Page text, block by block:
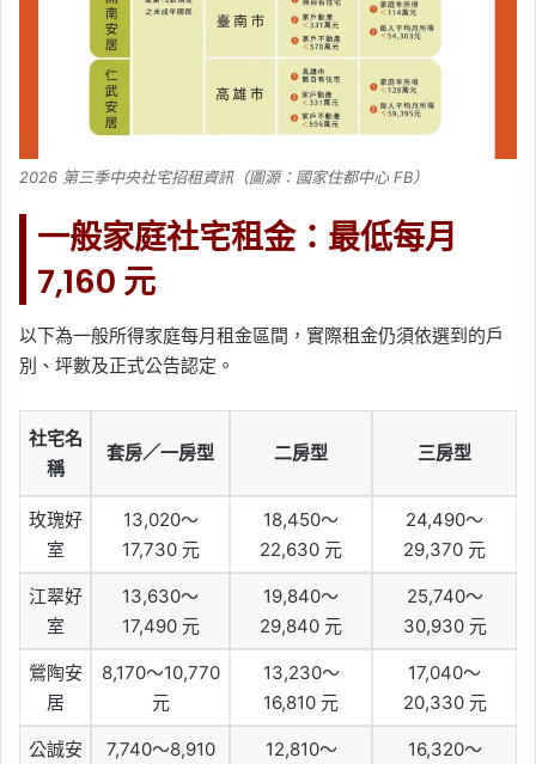
2026 第三季中央社宅招租資訊（圖源：國家住都中心 FB）
一般家庭社宅租金：最低每月
7,160 元
以下為一般所得家庭每月租金區間，實際租金仍須依選到的戶
別、坪數及正式公告認定。
社宅名
稱
套房／一房型 二房型 三房型
玫瑰好
室
13,020～
17,730 元
18,450～
22,630 元
24,490～
29,370 元
江翠好
室
13,630～
17,490 元
19,840～
29,840 元
25,740～
30,930 元
鶯陶安
居
8,170～10,770
元
13,230～
16,810 元
17,040～
20,330 元
公誠安 7,740～8,910 12,810～ 16,320～